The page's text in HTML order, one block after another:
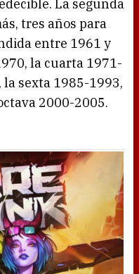
La segunda
tres años para
entre 1961 y
la cuarta 1971-
sexta 1985-1993,
2000-2005.